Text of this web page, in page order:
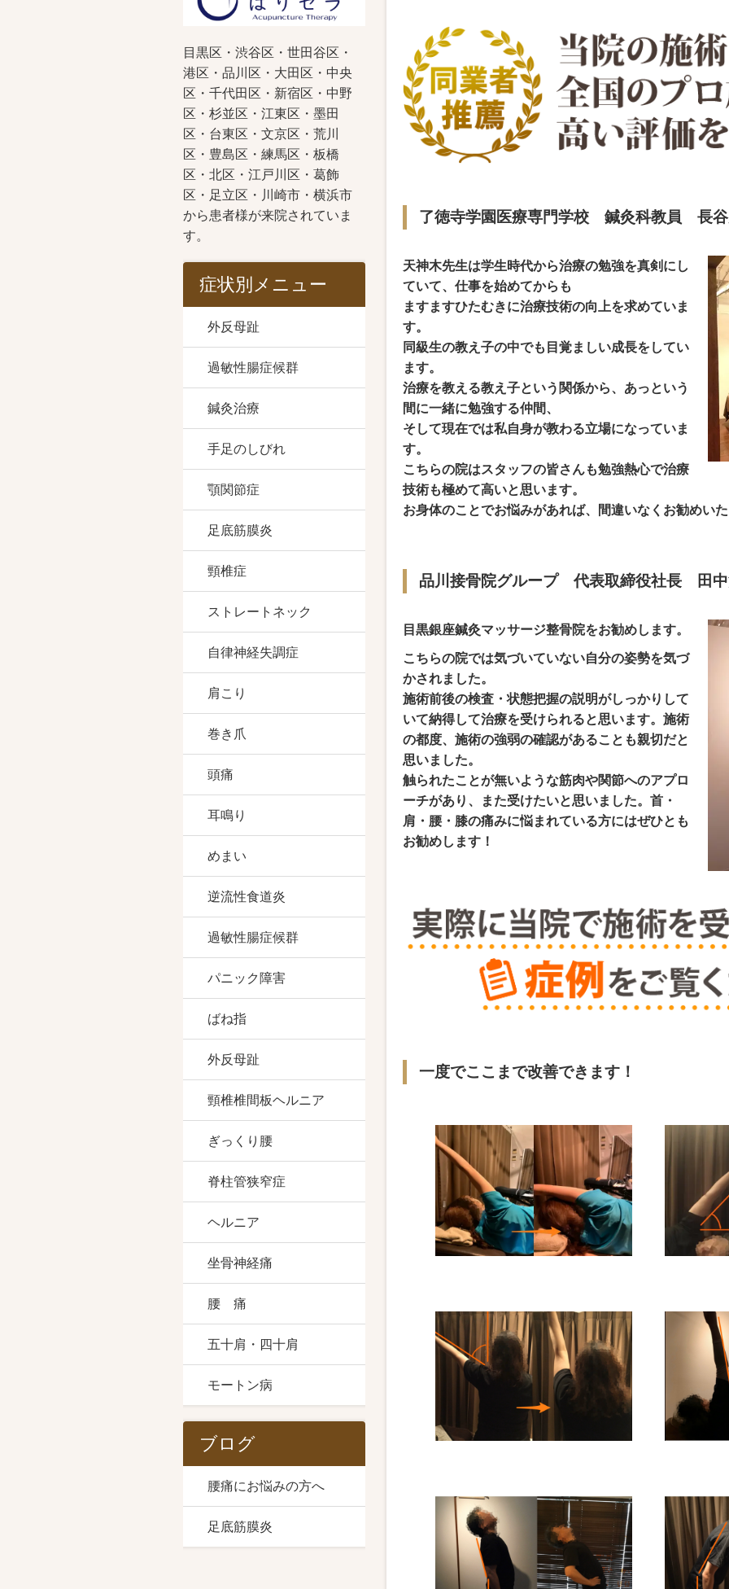
了徳寺学園医療専門学校 鍼灸科教員 長谷
天神木先生は学生時代から治療の勉強を真剣にし
ていて、仕事を始めてからも
ますますひたむきに治療技術の向上を求めていま
す。
同級生の教え子の中でも目覚ましい成長をしてい
ます。
治療を教える教え子という関係から、あっという
間に一緒に勉強する仲間、
そして現在では私自身が教わる立場になっていま
す。
こちらの院はスタッフの皆さんも勉強熱心で治療
技術も極めて高いと思います。
お身体のことでお悩みがあれば、間違いなくお勧めい
品川接骨院グループ 代表取締役社長 田
目黒銀座鍼灸マッサージ整骨院をお勧めします。
こちらの院では気づいていない自分の姿勢を気づ
かされました。
施術前後の検査・状態把握の説明がしっかりして
いて納得して治療を受けられると思います。施術
の都度、施術の強弱の確認があることも親切だと
思いました。
触られたことが無いような筋肉や関節へのアプロ
ーチがあり、また受けたいと思いました。首・
肩・腰・膝の痛みに悩まれている方にはぜひとも
お勧めします！
一度でここまで改善できます！
目黒区・渋谷区・世田谷区・
港区・品川区・大田区・中央
区・千代田区・新宿区・中野
区・杉並区・江東区・墨田
区・台東区・文京区・荒川
区・豊島区・練馬区・板橋
区・北区・江戸川区・葛飾
区・足立区・川崎市・横浜市
から患者様が来院されていま
す。
症状別メニュー
外反母趾
過敏性腸症候群
鍼灸治療
手足のしびれ
顎関節症
足底筋膜炎
頸椎症
ストレートネック
自律神経失調症
肩こり
巻き爪
頭痛
耳鳴り
めまい
逆流性食道炎
過敏性腸症候群
パニック障害
ばね指
外反母趾
頸椎椎間板ヘルニア
ぎっくり腰
脊柱管狭窄症
ヘルニア
坐骨神経痛
腰 痛
五十肩・四十肩
モートン病
ブログ
腰痛にお悩みの方へ
足底筋膜炎